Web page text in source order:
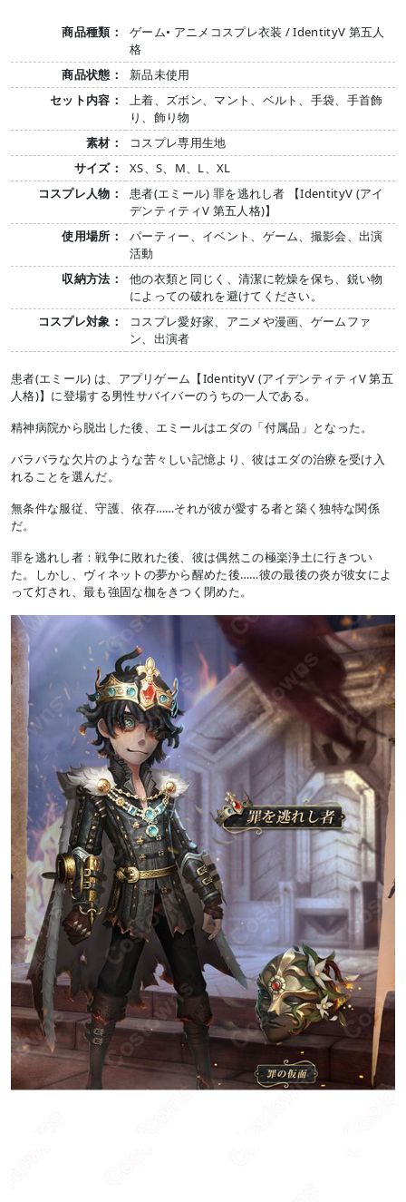
商品種類：
ゲーム• アニメコスプレ衣装 / IdentityV 第五人
格
商品状態：
新品未使用
セット内容：
上着、ズボン、マント、ベルト、手袋、手首飾
り、飾り物
素材：
コスプレ専用生地
サイズ：
XS、S、M、L、XL
コスプレ人物：
患者(エミール) 罪を逃れし者 【IdentityV (アイ
デンティティV 第五人格)】
使用場所：
パーティー、イベント、ゲーム、撮影会、出演
活動
収納方法：
他の衣類と同じく、清潔に乾燥を保ち、鋭い物
によっての破れを避けてください。
コスプレ対象：
コスプレ愛好家、アニメや漫画、ゲームファ
ン、出演者
患者(エミール) は、アプリゲーム【IdentityV (アイデンティティV 第五
人格)】に登場する男性サバイバーのうちの一人である。
精神病院から脱出した後、エミールはエダの「付属品」となった。
バラバラな欠片のような苦々しい記憶より、彼はエダの治療を受け入
れることを選んだ。
無条件な服従、守護、依存……それが彼が愛する者と築く独特な関係
だ。
罪を逃れし者：戦争に敗れた後、彼は偶然この極楽浄土に行きつい
た。しかし、ヴィネットの夢から醒めた後……彼の最後の炎が彼女によ
って灯され、最も強固な枷をきつく閉めた。